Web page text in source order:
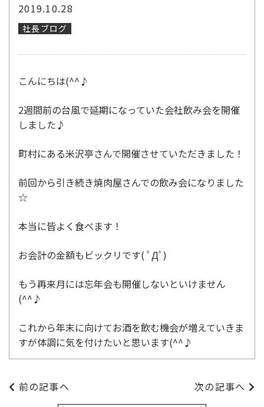
2019.10.28
社長ブログ
こんにちは(^^♪
2週間前の台風で延期になっていた会社飲み会を開催
しました♪
町村にある米沢亭さんで開催させていただきました！
前回から引き続き焼肉屋さんでの飲み会になりました
☆
本当に皆よく食べます！
お会計の金額もビックリです( ﾟДﾟ)
もう再来月には忘年会も開催しないといけません
(^^♪
これから年末に向けてお酒を飲む機会が増えていきま
すが体調に気を付けたいと思います(^^♪
前の記事へ 次の記事へ